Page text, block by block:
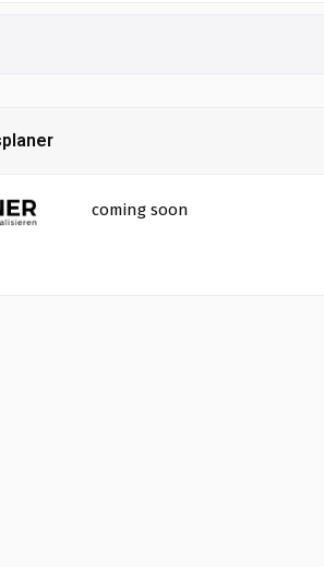
coming soon